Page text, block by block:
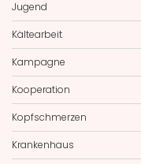
Jugend
Kältearbeit
Kampagne
Kooperation
Kopfschmerzen
Krankenhaus